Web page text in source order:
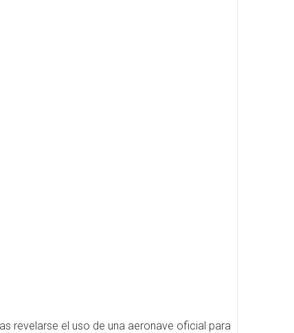
revelarse el uso de una aeronave oficial para